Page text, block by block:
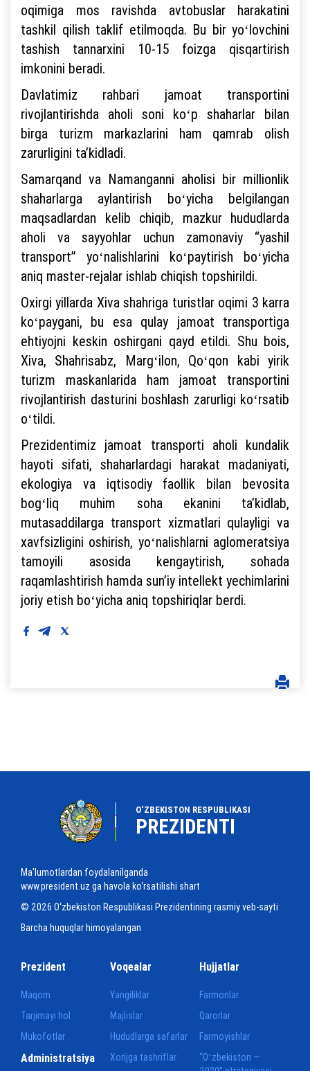
oqimiga mos ravishda avtobuslar harakatini
tashkil qilish taklif etilmoqda. Bu bir yoʻlovchini
tashish tannarxini 10-15 foizga qisqartirish
imkonini beradi.
Davlatimiz rahbari jamoat transportini
rivojlantirishda aholi soni koʻp shaharlar bilan
birga turizm markazlarini ham qamrab olish
zarurligini taʼkidladi.
Samarqand va Namanganni aholisi bir millionlik
shaharlarga aylantirish boʻyicha belgilangan
maqsadlardan kelib chiqib, mazkur hududlarda
aholi va sayyohlar uchun zamonaviy “yashil
transport” yoʻnalishlarini koʻpaytirish boʻyicha
aniq master-rejalar ishlab chiqish topshirildi.
Oxirgi yillarda Xiva shahriga turistlar oqimi 3 karra
koʻpaygani, bu esa qulay jamoat transportiga
ehtiyojni keskin oshirgani qayd etildi. Shu bois,
Xiva, Shahrisabz, Margʻilon, Qoʻqon kabi yirik
turizm maskanlarida ham jamoat transportini
rivojlantirish dasturini boshlash zarurligi koʻrsatib
oʻtildi.
Prezidentimiz jamoat transporti aholi kundalik
hayoti sifati, shaharlardagi harakat madaniyati,
ekologiya va iqtisodiy faollik bilan bevosita
bogʻliq muhim soha ekanini taʼkidlab,
mutasaddilarga transport xizmatlari qulayligi va
xavfsizligini oshirish, yoʻnalishlarni aglomeratsiya
tamoyili asosida kengaytirish, sohada
raqamlashtirish hamda sunʼiy intellekt yechimlarini
joriy etish boʻyicha aniq topshiriqlar berdi.
O‘ZBEKISTON RESPUBLIKASI
PREZIDENTI
Ma'lumotlardan foydalanilganda
www.president.uz ga havola ko‘rsatilishi shart
© 2026 O‘zbekiston Respublikasi Prezidentining rasmiy veb-sayti
Barcha huquqlar himoyalangan
Prezident
Maqom
Tarjimayi hol
Mukofotlar
Voqealar
Yangiliklar
Majlislar
Hududlarga safarlar
Xorijga tashriflar
Hujjatlar
Farmonlar
Qarorlar
Farmoyishlar
“Oʻzbekiston —
Administratsiya